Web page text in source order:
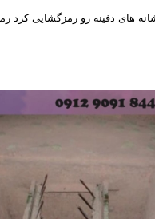
های دفینه رو رمزگشایی کرد